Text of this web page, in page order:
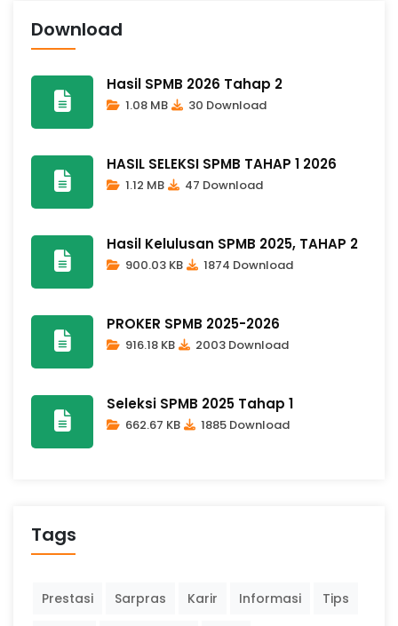
Download
Hasil SPMB 2026 Tahap 2
1.08 MB 30 Download
HASIL SELEKSI SPMB TAHAP 1 2026
1.12 MB 47 Download
Hasil Kelulusan SPMB 2025, TAHAP 2
900.03 KB 1874 Download
PROKER SPMB 2025-2026
916.18 KB 2003 Download
Seleksi SPMB 2025 Tahap 1
662.67 KB 1885 Download
Tags
Prestasi Sarpras Karir Informasi Tips